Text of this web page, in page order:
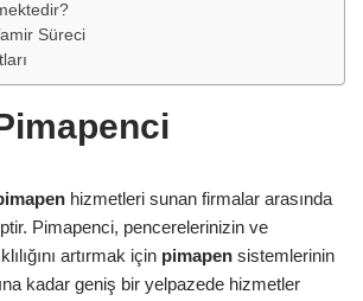
Süreci
hizmetleri sunan firmalar arasında
Pimapenci, pencerelerinizin ve
artırmak için pimapen sistemlerinin
kadar geniş bir yelpazede hizmetler